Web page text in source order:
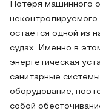
Потеря машинного
неконтролируемого
остается одной из
судах. Именно в
энергетическая
санитарные
оборудование,
собой